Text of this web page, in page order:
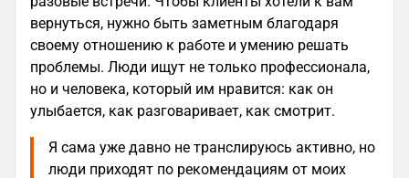
вернуться, нужно быть заметным благодаря
своему отношению к работе и умению решать
проблемы. Люди ищут не только профессионала,
но и человека, который им нравится: как он
улыбается, как разговаривает, как смотрит.
Я сама уже давно не транслируюсь активно, но
люди приходят по рекомендациям от моих